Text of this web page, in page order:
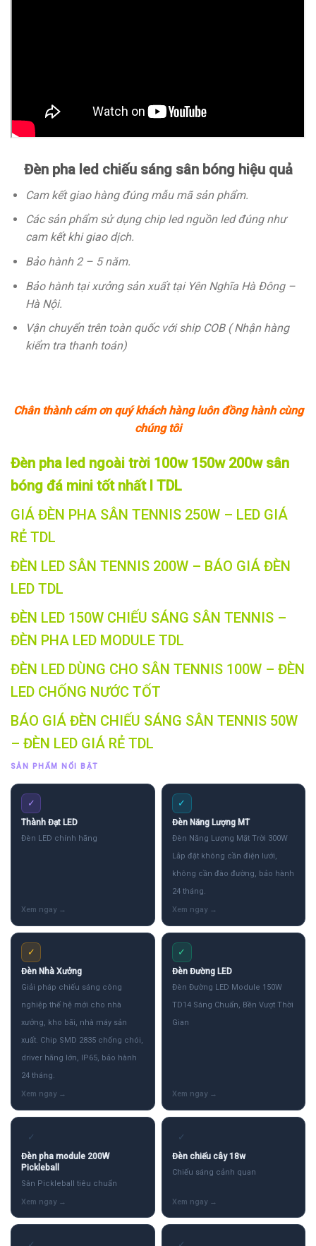
Đèn pha led chiếu sáng sân bóng hiệu quả
Cam kết giao hàng đúng mẫu mã sản phẩm.
Các sản phẩm sử dụng chip led nguồn led đúng như
cam kết khi giao dịch.
Bảo hành 2 – 5 năm.
Bảo hành tại xưởng sản xuất tại Yên Nghĩa Hà Đông –
Hà Nội.
Vận chuyển trên toàn quốc với ship COB ( Nhận hàng
kiểm tra thanh toán)
Chân thành cám ơn quý khách hàng luôn đồng hành cùng
chúng tôi
Đèn pha led ngoài trời 100w 150w 200w sân
bóng đá mini tốt nhất l TDL
GIÁ ĐÈN PHA SÂN TENNIS 250W – LED GIÁ
RẺ TDL
ĐÈN LED SÂN TENNIS 200W – BÁO GIÁ ĐÈN
LED TDL
ĐÈN LED 150W CHIẾU SÁNG SÂN TENNIS –
ĐÈN PHA LED MODULE TDL
ĐÈN LED DÙNG CHO SÂN TENNIS 100W – ĐÈN
LED CHỐNG NƯỚC TỐT
BÁO GIÁ ĐÈN CHIẾU SÁNG SÂN TENNIS 50W
– ĐÈN LED GIÁ RẺ TDL
SẢN PHẨM NỔI BẬT
✓
Thành Đạt LED
Đèn LED chính hãng
✓
Đèn Năng Lượng MT
Đèn Năng Lượng Mặt Trời 300W
Lắp đặt không cần điện lưới,
không cần đào đường, bảo hành
24 tháng.
✓
Đèn Nhà Xưởng
Giải pháp chiếu sáng công
nghiệp thế hệ mới cho nhà
xưởng, kho bãi, nhà máy sản
xuất. Chip SMD 2835 chống chói,
driver hãng lớn, IP65, bảo hành
24 tháng.
✓
Đèn Đường LED
Đèn Đường LED Module 150W
TD14 Sáng Chuẩn, Bền Vượt Thời
Gian
✓
Đèn pha module 200W
Pickleball
Sân Pickleball tiêu chuẩn
✓
Đèn chiếu cây 18w
Chiếu sáng cảnh quan